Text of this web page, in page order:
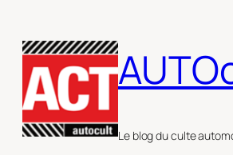
au
contenu
Le blog du culte